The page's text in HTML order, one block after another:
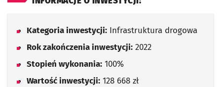
Kategoria inwestycji: Infrastruktura drogowa
Rok zakończenia inwestycji: 2022
Stopień wykonania: 100%
Wartość inwestycji: 128 668 zł